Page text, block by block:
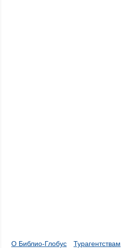
О Библио-Глобус Турагентствам